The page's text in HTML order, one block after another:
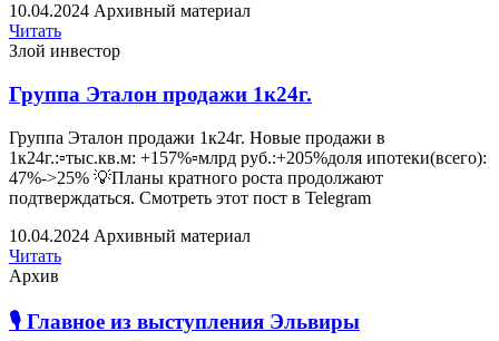
10.04.2024 Архивный материал
Читать
Злой инвестор
Группа Эталон продажи 1к24г.
Группа Эталон продажи 1к24г. Новые продажи в
1к24г.:▫️тыс.кв.м: +157%▫️млрд руб.:+205%доля ипотеки(всего):
47%->25% 💡Планы кратного роста продолжают
подтверждаться. Смотреть этот пост в Telegram
10.04.2024 Архивный материал
Читать
Архив
🎙 Главное из выступления Эльвиры